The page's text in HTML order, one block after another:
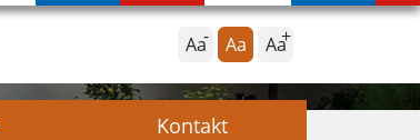
Aa Aa Aa
Kontakt